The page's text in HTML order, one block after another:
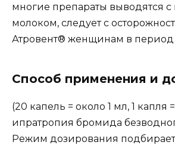
многие препараты выводятся
молоком, следует с
Атровент® женщинам в период
Способ применения и
(20 капель = около 1 мл, 1 капля
ипратропия бромида
Режим дозирования